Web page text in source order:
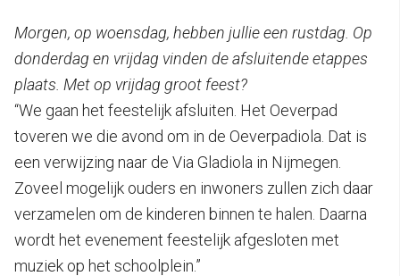
Morgen, op woensdag, hebben jullie een rustdag. Op
donderdag en vrijdag vinden de afsluitende etappes
plaats. Met op vrijdag groot feest?
“We gaan het feestelijk afsluiten. Het Oeverpad
toveren we die avond om in de Oeverpadiola. Dat is
een verwijzing naar de Via Gladiola in Nijmegen.
Zoveel mogelijk ouders en inwoners zullen zich daar
verzamelen om de kinderen binnen te halen. Daarna
wordt het evenement feestelijk afgesloten met
muziek op het schoolplein.”